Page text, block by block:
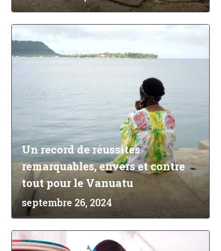
Un record de réussites
remarquables, envers et contre
tout pour le Vanuatu
septembre 26, 2024